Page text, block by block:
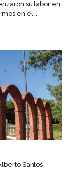
su labor en
en el...
Santos